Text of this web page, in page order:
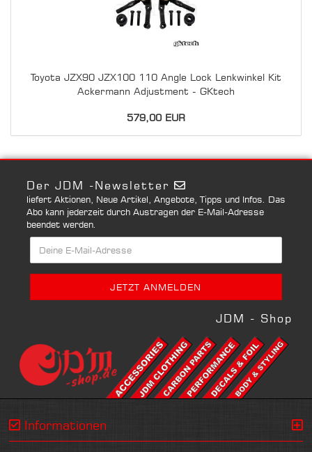
Toyota JZX90 JZX100 110 Angle Lock Lenkwinkel Kit
Ackermann Adjustment - GKtech
579,00 EUR
Der JDM -Newsletter
liefert Aktionen, Neue Artikel, Angebote, Tipps und Infos. Das
Abo kann jederzeit durch Austragen der E-Mail-Adresse
beendet werden.
JDM - Shop
Informationen